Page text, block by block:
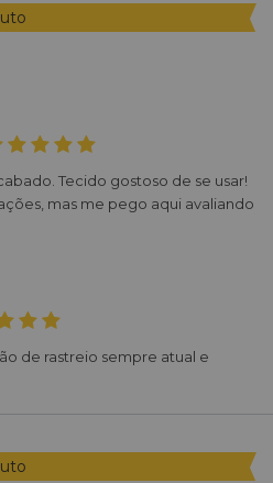
Tecido gostoso de se usar!
mas me pego aqui avaliando
de rastreio sempre atual e